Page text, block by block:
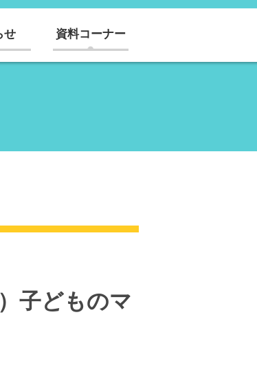
せ 資料コーナー
子どものマ